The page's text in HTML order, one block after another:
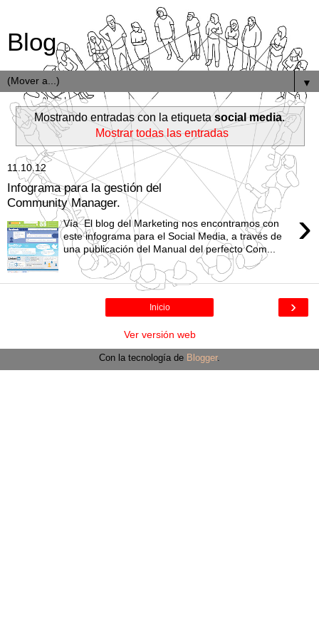
Blog
▼
Mostrando entradas con la etiquetasocial media.
Mostrar todas las entradas
11.10.12
Infograma para la gestión del
Community Manager.
›
Vía El blog del Marketing nos encontramos con
este infograma para el Social Media, a través de
una publicación del Manual del perfecto Com...
›
Inicio
Ver versión web
Con la tecnología de Blogger.